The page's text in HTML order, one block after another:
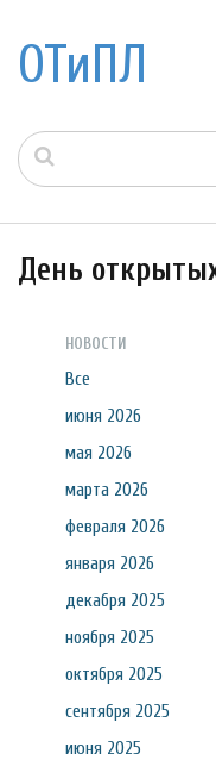
ОТиПЛ
День
НОВОСТИ
Все
июня 2026
мая 2026
марта 2026
февраля 2026
января 2026
декабря 2025
ноября 2025
октября 2025
сентября 2025
июня 2025